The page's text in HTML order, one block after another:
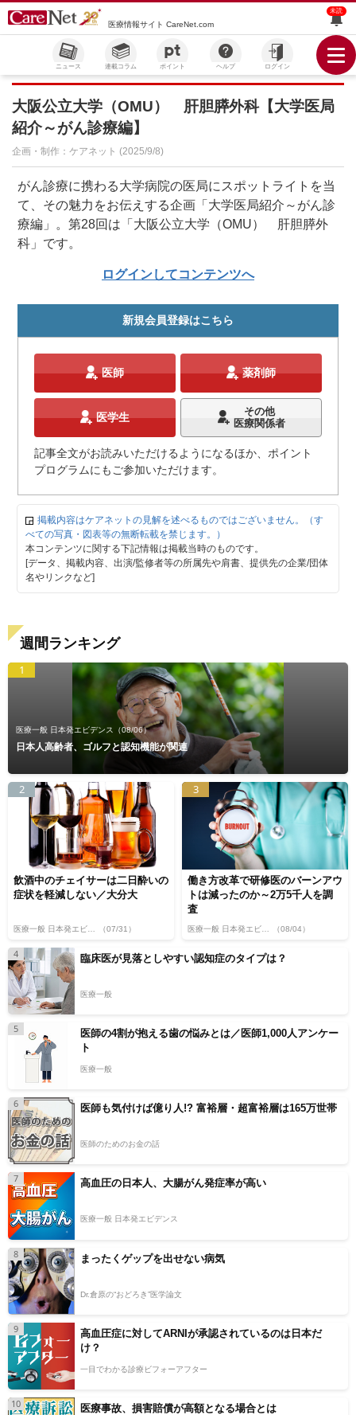
医療情報サイト CareNet.com
未読
ニュース 連載コラム ポイント ヘルプ ログイン
大阪公立大学（OMU） 肝胆膵外科【大学医局
紹介～がん診療編】
企画・制作：ケアネット (2025/9/8)
がん診療に携わる大学病院の医局にスポットライトを当
て、その魅力をお伝えする企画「大学医局紹介～がん診
療編」。第28回は「大阪公立大学（OMU） 肝胆膵外
科」です。
ログインしてコンテンツへ
新規会員登録はこちら
医師 薬剤師
医学生
その他
医療関係者
記事全文がお読みいただけるようになるほか、ポイント
プログラムにもご参加いただけます。
掲載内容はケアネットの見解を述べるものではございません。（す
べての写真・図表等の無断転載を禁じます。）
本コンテンツに関する下記情報は掲載当時のものです。
[データ、掲載内容、出演/監修者等の所属先や肩書、提供先の企業/団体
名やリンクなど]
週間ランキング
1
医療一般 日本発エビデンス （08/06）
日本人高齢者、ゴルフと認知機能が関連
2
飲酒中のチェイサーは二日酔いの
症状を軽減しない／大分大
（07/31）
3
働き方改革で研修医のバーンアウ
トは減ったのか～2万5千人を調
査
（08/04）
4 臨床医が見落としやすい認知症のタイプは？
医療一般
5
医師の4割が抱える歯の悩みとは／医師1,000人アンケー
ト
医療一般
6 医師も気付けば億り人!? 富裕層・超富裕層は165万世帯
医師のためのお金の話
7 高血圧の日本人、大腸がん発症率が高い
医療一般 日本発エビデンス
8 まったくゲップを出せない病気
Dr.倉原の“おどろき”医学論文
9
高血圧症に対してARNIが承認されているのは日本だ
け？
一目でわかる診療ビフォーアフター
10 医療事故、損害賠償が高額となる場合とは